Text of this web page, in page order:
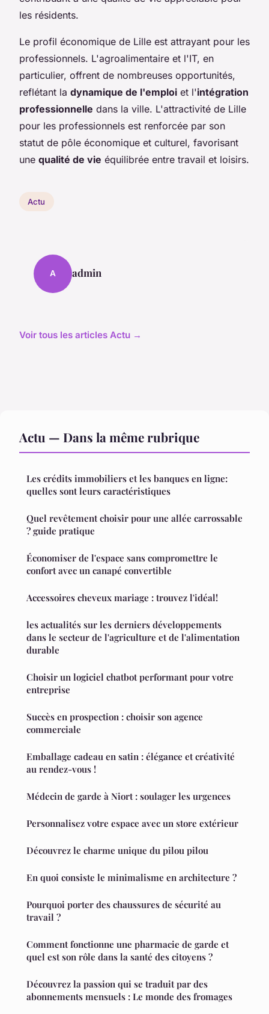
les résidents.
Le profil économique de Lille est attrayant pour les
professionnels. L'agroalimentaire et l'IT, en
particulier, offrent de nombreuses opportunités,
reflétant la dynamique de l'emploi et l'intégration
professionnelle dans la ville. L'attractivité de Lille
pour les professionnels est renforcée par son
statut de pôle économique et culturel, favorisant
une qualité de vie équilibrée entre travail et loisirs.
Actu
A admin
Voir tous les articles Actu →
Actu — Dans la même rubrique
Les crédits immobiliers et les banques en ligne:
quelles sont leurs caractéristiques
Quel revêtement choisir pour une allée carrossable
? guide pratique
Économiser de l'espace sans compromettre le
confort avec un canapé convertible
Accessoires cheveux mariage : trouvez l'idéal!
les actualités sur les derniers développements
dans le secteur de l'agriculture et de l'alimentation
durable
Choisir un logiciel chatbot performant pour votre
entreprise
Succès en prospection : choisir son agence
commerciale
Emballage cadeau en satin : élégance et créativité
au rendez-vous !
Médecin de garde à Niort : soulager les urgences
Personnalisez votre espace avec un store extérieur
Découvrez le charme unique du pilou pilou
En quoi consiste le minimalisme en architecture ?
Pourquoi porter des chaussures de sécurité au
travail ?
Comment fonctionne une pharmacie de garde et
quel est son rôle dans la santé des citoyens ?
Découvrez la passion qui se traduit par des
abonnements mensuels : Le monde des fromages